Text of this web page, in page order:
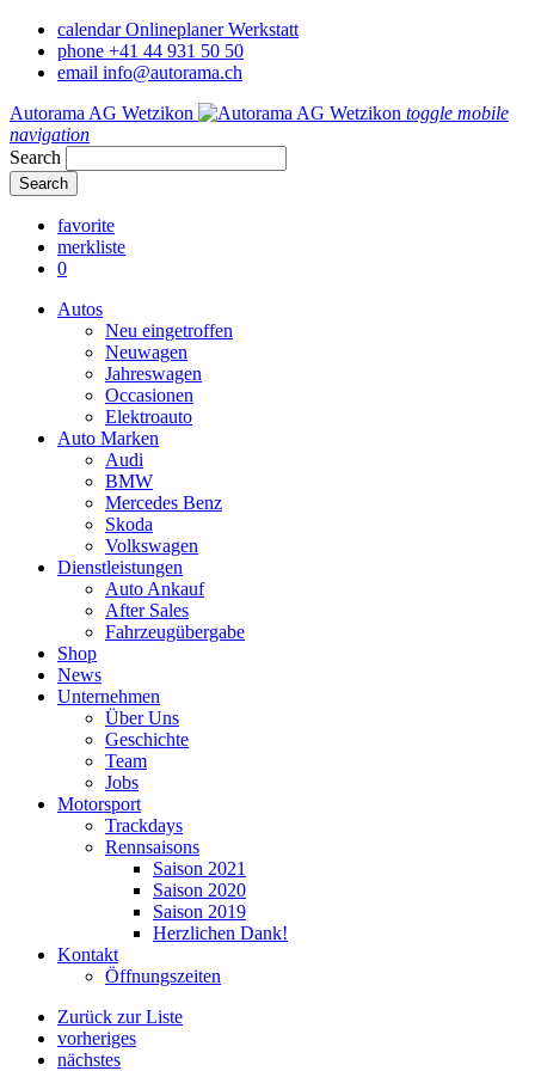
calendar Onlineplaner Werkstatt
phone +41 44 931 50 50
email info@autorama.ch
Autorama AG Wetzikon
toggle mobile
navigation
Search
favorite
merkliste
0
Autos
Neu eingetroffen
Neuwagen
Jahreswagen
Occasionen
Elektroauto
Auto Marken
Audi
BMW
Mercedes Benz
Skoda
Volkswagen
Dienstleistungen
Auto Ankauf
After Sales
Fahrzeugübergabe
Shop
News
Unternehmen
Über Uns
Geschichte
Team
Jobs
Motorsport
Trackdays
Rennsaisons
Saison 2021
Saison 2020
Saison 2019
Herzlichen Dank!
Kontakt
Öffnungszeiten
Zurück zur Liste
vorheriges
nächstes